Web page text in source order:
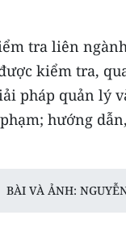
tra liên
kiểm tra,
pháp quản lý
hướng
BÀI VÀ ẢNH: